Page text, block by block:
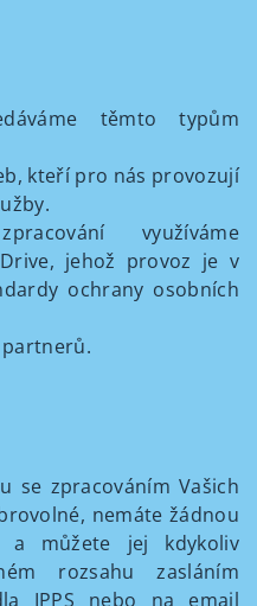
těmto typům
kteří pro nás provozují
využíváme
jehož provoz je v
ochrany osobních
se zpracováním Vašich
nemáte žádnou
a můžete jej kdykoliv
rozsahu zasláním
IPPS nebo na email